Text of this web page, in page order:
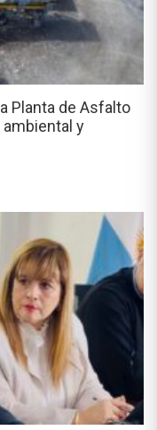
Planta de Asfalto
y